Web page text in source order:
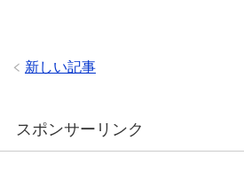
新しい記事
スポンサーリンク